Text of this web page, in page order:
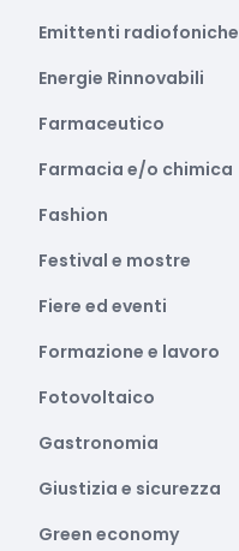
Emittenti radiofoniche
Energie Rinnovabili
Farmaceutico
Farmacia e/o chimica
Fashion
Festival e mostre
Fiere ed eventi
Formazione e lavoro
Fotovoltaico
Gastronomia
Giustizia e sicurezza
Green economy